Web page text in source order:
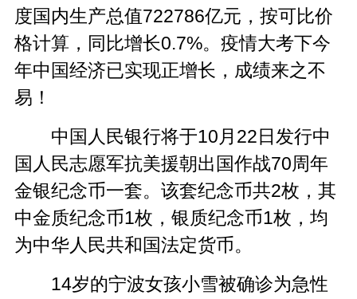
度国内生产总值722786亿元，按可比价
格计算，同比增长0.7%。疫情大考下今
年中国经济已实现正增长，成绩来之不
易！
中国人民银行将于10月22日发行中
国人民志愿军抗美援朝出国作战70周年
金银纪念币一套。该套纪念币共2枚，其
中金质纪念币1枚，银质纪念币1枚，均
为中华人民共和国法定货币。
14岁的宁波女孩小雪被确诊为急性